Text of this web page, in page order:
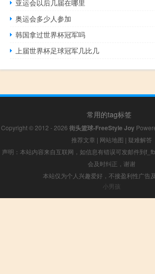
亚运会以后几届在哪里
奥运会多少人参加
韩国拿过世界杯冠军吗
上届世界杯足球冠军几比几
常用的tag标签
Copyright © 2012 - 2026 街头篮球-FreeStyle Joy
推荐文章 | 网站地图 | 疑难解答
声明：本站内容来自互联网，如信息有错误可发邮件到
会及时纠正，谢谢
本站仅为个人兴趣爱好，不接盈利性广告
小男孩